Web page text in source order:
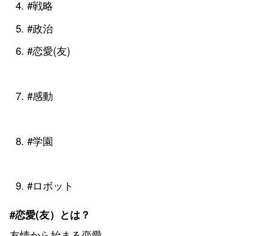
#戦略
#政治
#恋愛(友)
#感動
#学園
#ロボット
#恋愛(友）とは？